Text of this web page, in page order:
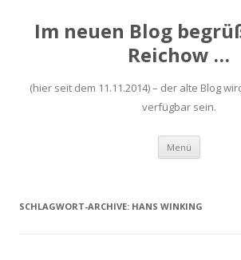
Im neuen Blog
Reichow …
(hier seit dem 11.11.2014) – der alte Blog
verfügbar sein.
Menü Zum
springen
SCHLAGWORT-ARCHIVE: HANS WINKING